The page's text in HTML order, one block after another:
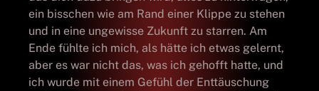
ein bisschen wie am Rand einer Klippe zu stehen
und in eine ungewisse Zukunft zu starren. Am
Ende fühlte ich mich, als hätte ich etwas gelernt,
aber es war nicht das, was ich gehofft hatte, und
ich wurde mit einem Gefühl der Enttäuschung